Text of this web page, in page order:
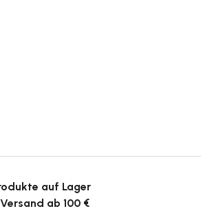
auf Lager
ab 100 €